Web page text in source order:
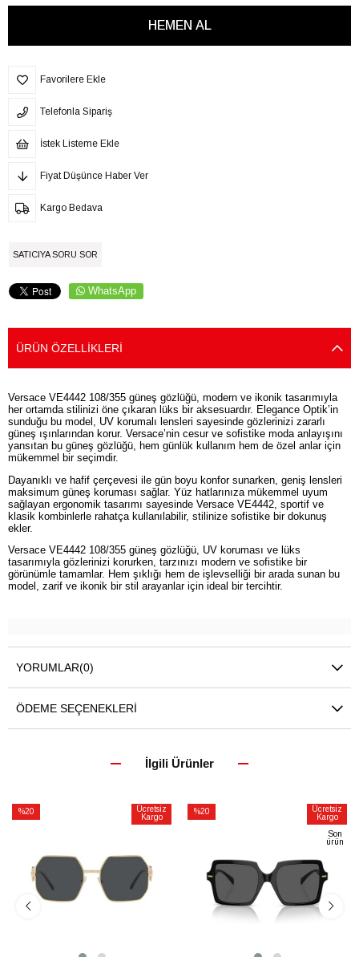
Favorilere Ekle
Telefonla Sipariş
İstek Listeme Ekle
Fiyat Düşünce Haber Ver
Kargo Bedava
SATICIYA SORU SOR
WhatsApp
ÜRÜN ÖZELLIKLERI
Versace VE4442 108/355 güneş gözlüğü, modern ve ikonik tasarımıyla
her ortamda stilinizi öne çıkaran lüks bir aksesuardır. Elegance Optik’in
sunduğu bu model, UV korumalı lensleri sayesinde gözlerinizi zararlı
güneş ışınlarından korur. Versace’nin cesur ve sofistike moda anlayışını
yansıtan bu güneş gözlüğü, hem günlük kullanım hem de özel anlar için
mükemmel bir seçimdir.
Dayanıklı ve hafif çerçevesi ile gün boyu konfor sunarken, geniş lensleri
maksimum güneş koruması sağlar. Yüz hatlarınıza mükemmel uyum
sağlayan ergonomik tasarımı sayesinde Versace VE4442, sportif ve
klasik kombinlerle rahatça kullanılabilir, stilinize sofistike bir dokunuş
ekler.
Versace VE4442 108/355 güneş gözlüğü, UV koruması ve lüks
tasarımıyla gözlerinizi korurken, tarzınızı modern ve sofistike bir
görünümle tamamlar. Hem şıklığı hem de işlevselliği bir arada sunan bu
model, zarif ve ikonik bir stil arayanlar için ideal bir tercihtir.
YORUMLAR(0)
ÖDEME SEÇENEKLERI
İlgili Ürünler
%20
Ücretsiz
Kargo
%20
Ücretsiz
Kargo
Son
ürün